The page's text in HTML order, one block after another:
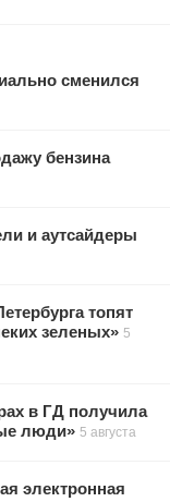
сменился
бензина
и аутсайдеры
топят
зеленых» 5
в ГД получила
люди» 5 августа
электронная